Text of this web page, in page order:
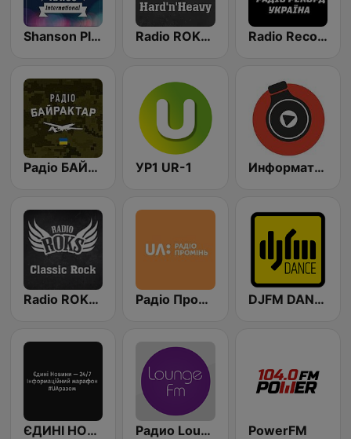
Shanson Plus Radio ROKS Hard'n'Heavy Radio Record Радіо Рекорд Україна
Радіо БАЙРАКТАР - Radio Bayraktar УР1 UR-1 Информатор FM
Radio ROKS Classic Rock Радіо Промінь (Radio Promin) DJFM DANCE
ЄДИНІ НОВИНИ Радио Lounge FM PowerFM